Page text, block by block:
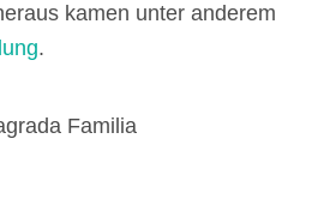
kamen unter anderem
.